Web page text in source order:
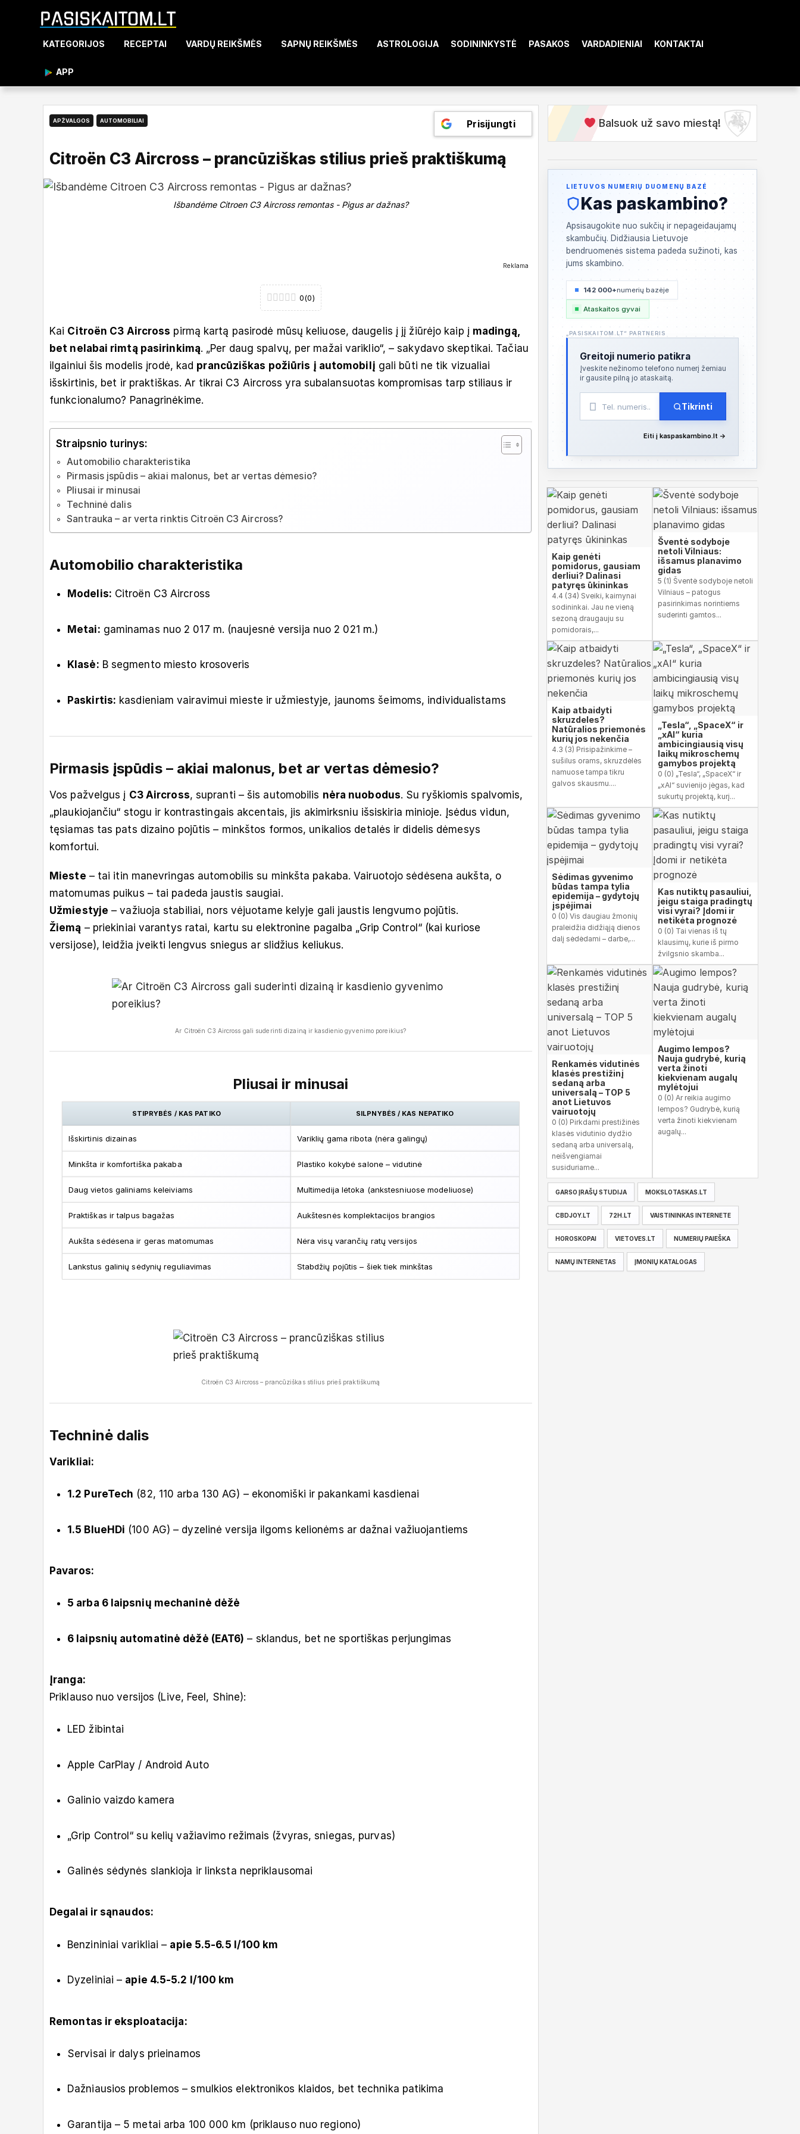
KATEGORIJOS RECEPTAI VARDŲ REIKŠMĖS SAPNŲ REIKŠMĖS ASTROLOGIJA SODININKYSTĖ PASAKOS VARDADIENIAI KONTAKTAI
APP
Prisijungti
APŽVALGOS AUTOMOBILIAI
Citroën C3 Aircross – prancūziškas stilius prieš praktiškumą
Pasiskaitom
2025-08-09
Išbandėme Citroen C3 Aircross remontas - Pigus ar dažnas?
Reklama
0(0)
Kai Citroën C3 Aircross pirmą kartą pasirodė mūsų keliuose, daugelis į jį žiūrėjo kaip į madingą,
bet nelabai rimtą pasirinkimą. „Per daug spalvų, per mažai variklio“, – sakydavo skeptikai. Tačiau
ilgainiui šis modelis įrodė, kad prancūziškas požiūris į automobilį gali būti ne tik vizualiai
išskirtinis, bet ir praktiškas. Ar tikrai C3 Aircross yra subalansuotas kompromisas tarp stiliaus ir
funkcionalumo? Panagrinėkime.
Straipsnio turinys:
Automobilio charakteristika
Pirmasis įspūdis – akiai malonus, bet ar vertas dėmesio?
Pliusai ir minusai
Techninė dalis
Santrauka – ar verta rinktis Citroën C3 Aircross?
Automobilio charakteristika
Modelis: Citroën C3 Aircross
Metai: gaminamas nuo 2 017 m. (naujesnė versija nuo 2 021 m.)
Klasė: B segmento miesto krosoveris
Paskirtis: kasdieniam vairavimui mieste ir užmiestyje, jaunoms šeimoms, individualistams
Pirmasis įspūdis – akiai malonus, bet ar vertas dėmesio?
Vos pažvelgus į C3 Aircross, supranti – šis automobilis nėra nuobodus. Su ryškiomis spalvomis,
„plaukiojančiu“ stogu ir kontrastingais akcentais, jis akimirksniu išsiskiria minioje. Įsėdus vidun,
tęsiamas tas pats dizaino pojūtis – minkštos formos, unikalios detalės ir didelis dėmesys
komfortui.
Mieste – tai itin manevringas automobilis su minkšta pakaba. Vairuotojo sėdėsena aukšta, o
matomumas puikus – tai padeda jaustis saugiai.
Užmiestyje – važiuoja stabiliai, nors vėjuotame kelyje gali jaustis lengvumo pojūtis.
Žiemą – priekiniai varantys ratai, kartu su elektronine pagalba „Grip Control“ (kai kuriose
versijose), leidžia įveikti lengvus sniegus ar slidžius keliukus.
Ar Citroën C3 Aircross gali suderinti dizainą ir kasdienio gyvenimo poreikius?
Pliusai ir minusai
STIPRYBĖS / KAS PATIKO SILPNYBĖS / KAS NEPATIKO
Išskirtinis dizainas Variklių gama ribota (nėra galingų)
Minkšta ir komfortiška pakaba Plastiko kokybė salone – vidutinė
Daug vietos galiniams keleiviams Multimedija lėtoka (ankstesniuose modeliuose)
Praktiškas ir talpus bagažas Aukštesnės komplektacijos brangios
Aukšta sėdėsena ir geras matomumas Nėra visų varančių ratų versijos
Lankstus galinių sėdynių reguliavimas Stabdžių pojūtis – šiek tiek minkštas
Citroën C3 Aircross – prancūziškas stilius prieš praktiškumą
Techninė dalis
Varikliai:
1.2 PureTech (82, 110 arba 130 AG) – ekonomiški ir pakankami kasdienai
1.5 BlueHDi (100 AG) – dyzelinė versija ilgoms kelionėms ar dažnai važiuojantiems
Pavaros:
5 arba 6 laipsnių mechaninė dėžė
6 laipsnių automatinė dėžė (EAT6) – sklandus, bet ne sportiškas perjungimas
Įranga:
Priklauso nuo versijos (Live, Feel, Shine):
LED žibintai
Apple CarPlay / Android Auto
Galinio vaizdo kamera
„Grip Control“ su kelių važiavimo režimais (žvyras, sniegas, purvas)
Galinės sėdynės slankioja ir linksta nepriklausomai
Degalai ir sąnaudos:
Benzininiai varikliai – apie 5.5-6.5 l/100 km
Dyzeliniai – apie 4.5-5.2 l/100 km
Remontas ir eksploatacija:
Servisai ir dalys prieinamos
Dažniausios problemos – smulkios elektronikos klaidos, bet technika patikima
Garantija – 5 metai arba 100 000 km (priklauso nuo regiono)
Balsuok už savo miestą!
LIETUVOS NUMERIŲ DUOMENŲ BAZĖ
Kas paskambino?
Apsisaugokite nuo sukčių ir nepageidaujamų
skambučių. Didžiausia Lietuvoje
bendruomenės sistema padeda sužinoti, kas
jums skambino.
142 000+numerių bazėje
Ataskaitos gyvai
„PASISKAITOM.LT“ PARTNERIS
Greitoji numerio patikra
Įveskite nežinomo telefono numerį žemiau
ir gausite pilną jo ataskaitą.
Tikrinti
Eiti į kaspaskambino.lt →
Kaip genėti
pomidorus, gausiam
derliui? Dalinasi
patyręs ūkininkas
4.4 (34) Sveiki, kaimynai
sodininkai. Jau ne vieną
sezoną draugauju su
pomidorais,...
Šventė sodyboje
netoli Vilniaus:
išsamus planavimo
gidas
5 (1) Šventė sodyboje netoli
Vilniaus – patogus
pasirinkimas norintiems
suderinti gamtos...
Kaip atbaidyti
skruzdeles?
Natūralios priemonės
kurių jos nekenčia
4.3 (3) Prisipažinkime –
sušilus orams, skruzdėlės
namuose tampa tikru
galvos skausmu....
„Tesla“, „SpaceX“ ir
„xAI“ kuria
ambicingiausią visų
laikų mikroschemų
gamybos projektą
0 (0) „Tesla“, „SpaceX“ ir
„xAI“ suvienijo jėgas, kad
sukurtų projektą, kurį...
Sėdimas gyvenimo
būdas tampa tylia
epidemija – gydytojų
įspėjimai
0 (0) Vis daugiau žmonių
praleidžia didžiąją dienos
dalį sėdėdami – darbe,...
Kas nutiktų pasauliui,
jeigu staiga pradingtų
visi vyrai? Įdomi ir
netikėta prognozė
0 (0) Tai vienas iš tų
klausimų, kurie iš pirmo
žvilgsnio skamba...
Renkamės vidutinės
klasės prestižinį
sedaną arba
universalą – TOP 5
anot Lietuvos
vairuotojų
0 (0) Pirkdami prestižinės
klasės vidutinio dydžio
sedaną arba universalą,
neišvengiamai
susiduriame...
Augimo lempos?
Nauja gudrybė, kurią
verta žinoti
kiekvienam augalų
mylėtojui
0 (0) Ar reikia augimo
lempos? Gudrybė, kurią
verta žinoti kiekvienam
augalų...
GARSO ĮRAŠŲ STUDIJA MOKSLOTASKAS.LT
CBDJOY.LT 72H.LT VAISTININKAS INTERNETE
HOROSKOPAI VIETOVES.LT NUMERIŲ PAIEŠKA
NAMŲ INTERNETAS ĮMONIŲ KATALOGAS